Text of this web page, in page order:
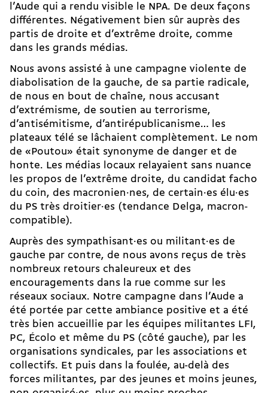
l’Aude qui a rendu visible le NPA. De deux façons
différentes. Négativement bien sûr auprès des
partis de droite et d’extrême droite, comme
dans les grands médias.
Nous avons assisté à une campagne violente de
diabolisation de la gauche, de sa partie radicale,
de nous en bout de chaîne, nous accusant
d’extrémisme, de soutien au terrorisme,
d’antisémitisme, d’antirépublicanisme… les
plateaux télé se lâchaient complètement. Le nom
de «Poutou» était synonyme de danger et de
honte. Les médias locaux relayaient sans nuance
les propos de l’extrême droite, du candidat facho
du coin, des macronien·nes, de certain·es élu·es
du PS très droitier·es (tendance Delga, macron-
compatible).
Auprès des sympathisant·es ou militant·es de
gauche par contre, de nous avons reçus de très
nombreux retours chaleureux et des
encouragements dans la rue comme sur les
réseaux sociaux. Notre campagne dans l’Aude a
été portée par cette ambiance positive et a été
très bien accueillie par les équipes militantes LFI,
PC, Écolo et même du PS (côté gauche), par les
organisations syndicales, par les associations et
collectifs. Et puis dans la foulée, au-delà des
forces militantes, par des jeunes et moins jeunes,